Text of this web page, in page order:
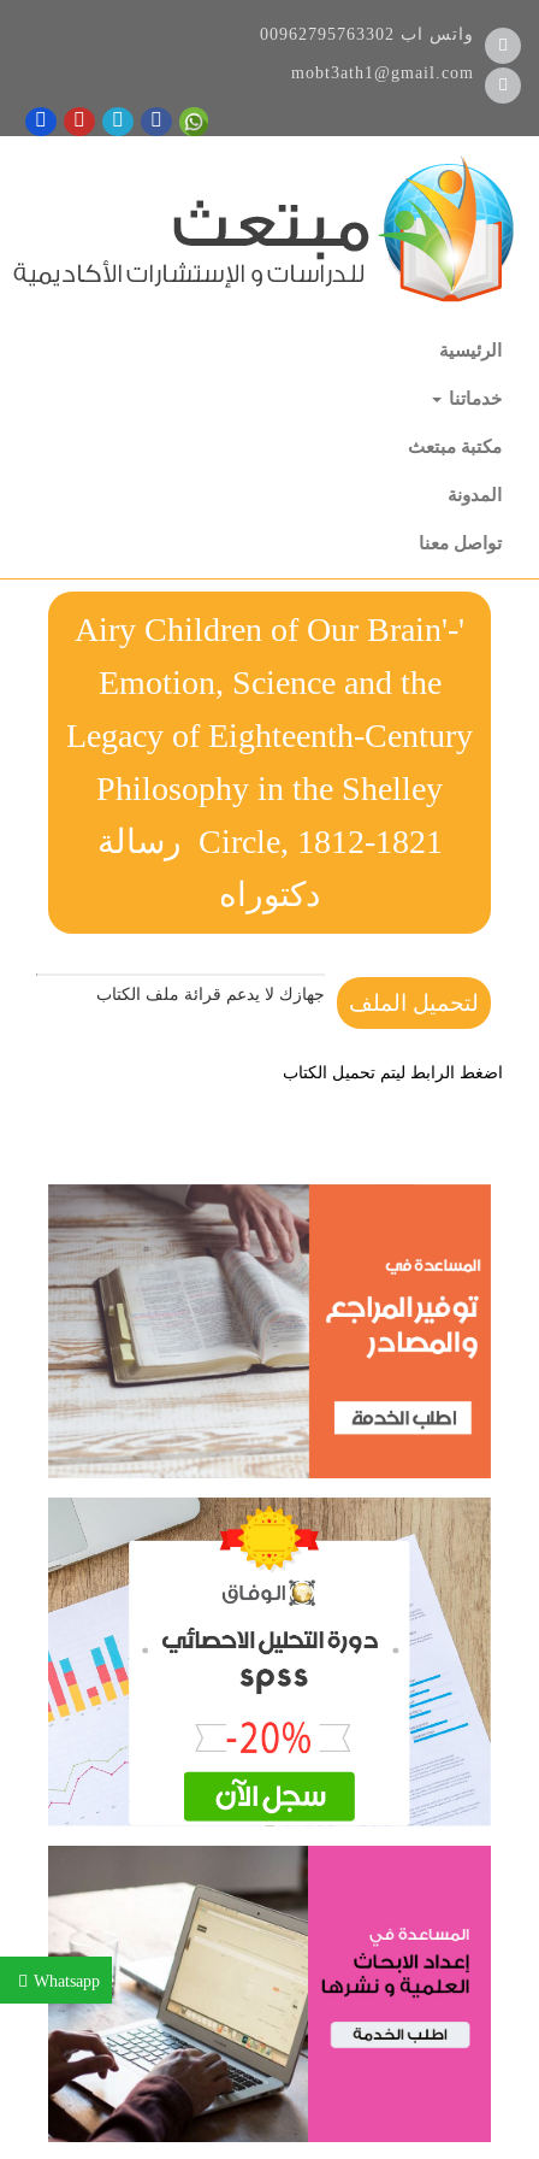
Whatsapp
00962795763302 واتس اب
mobt3ath1@gmail.com
الرئيسية
خدماتنا
مكتبة مبتعث
المدونة
تواصل معنا
'Airy Children of Our Brain'-
Emotion, Science and the
Legacy of Eighteenth-Century
Philosophy in the Shelley
Circle, 1812-1821 رسالة
دكتوراه
لتحميل الملف جهازك لا يدعم قرائة ملف الكتاب
اضغط الرابط ليتم تحميل الكتاب